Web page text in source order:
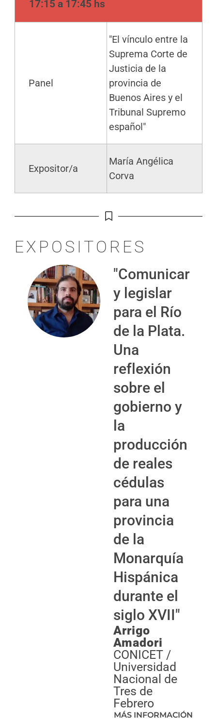
17:15 a 17:45 hs
Panel
"El vínculo entre la
Suprema Corte de
Justicia de la
provincia de
Buenos Aires y el
Tribunal Supremo
español"
Expositor/a
María Angélica
Corva
EXPOSITORES
"Comunicar
y legislar
para el Río
de la Plata.
Una
reflexión
sobre el
gobierno y
la
producción
de reales
cédulas
para una
provincia
de la
Monarquía
Hispánica
durante el
siglo XVII"
Arrigo
Amadori
CONICET /
Universidad
Nacional de
Tres de
Febrero
MÁS INFORMACIÓN